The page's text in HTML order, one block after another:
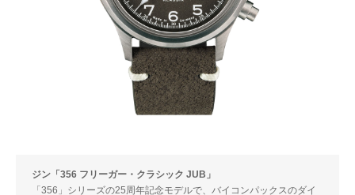
ジン「356 フリーガー・クラシック JUB」
「356」シリーズの25周年記念モデルで、バイコンパックスのダイ